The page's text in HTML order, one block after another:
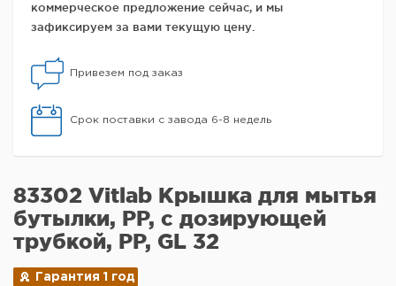
коммерческое предложение сейчас, и мы
зафиксируем за вами текущую цену.
Привезем под заказ
Срок поставки с завода 6-8 недель
83302 Vitlab Крышка для мытья
бутылки, PP, с дозирующей
трубкой, PP, GL 32
Гарантия 1 год